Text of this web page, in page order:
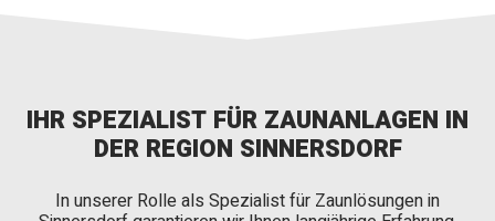
IHR SPEZIALIST FÜR ZAUNANLAGEN IN
DER REGION SINNERSDORF
In unserer Rolle als Spezialist für Zaunlösungen in